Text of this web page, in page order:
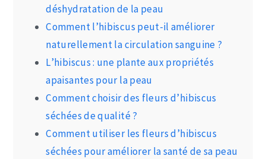
déshydratation de la peau
Comment l’hibiscus peut-il améliorer
naturellement la circulation sanguine ?
L’hibiscus : une plante aux propriétés
apaisantes pour la peau
Comment choisir des fleurs d’hibiscus
séchées de qualité ?
Comment utiliser les fleurs d’hibiscus
séchées pour améliorer la santé de sa peau